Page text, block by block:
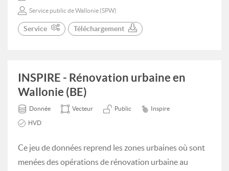
Service public de Wallonie (SPW)
Service Téléchargement
INSPIRE - Rénovation urbaine en
Wallonie (BE)
Donnée Vecteur Public Inspire
HVD
Ce jeu de données reprend les zones urbaines où sont
menées des opérations de rénovation urbaine au